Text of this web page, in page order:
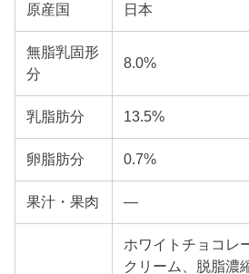
原産国 日本
無脂乳固形
分
8.0%
乳脂肪分 13.5%
卵脂肪分 0.7%
果汁・果肉 —
ホワイトチョコレ
クリーム、脱脂濃